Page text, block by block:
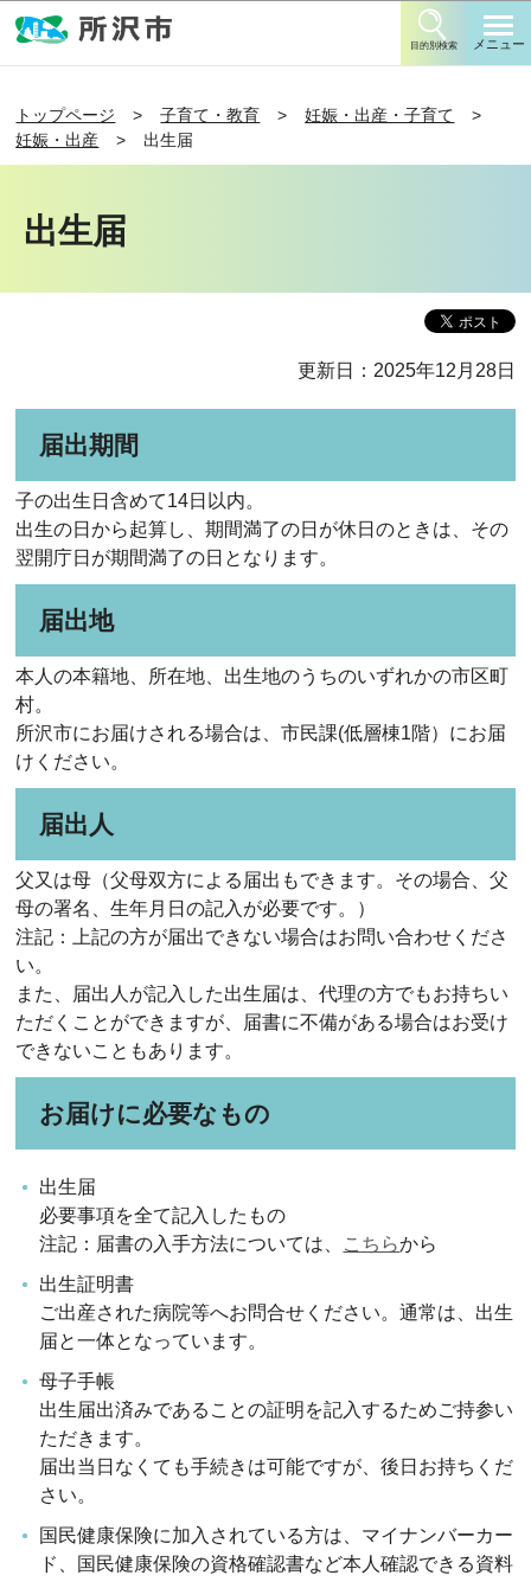
目的別検索 メニュー
トップページ 子育て・教育
妊娠・出産・子育て
妊娠・出産
出生届
出生届
更新日：2025年12月28日
届出期間
子の出生日含めて14日以内。
出生の日から起算し、期間満了の日が休日のときは、その
翌開庁日が期間満了の日となります。
届出地
本人の本籍地、所在地、出生地のうちのいずれかの市区町
村。
所沢市にお届けされる場合は、市民課(低層棟1階）にお届
けください。
届出人
父又は母（父母双方による届出もできます。その場合、父
母の署名、生年月日の記入が必要です。）
注記：上記の方が届出できない場合はお問い合わせくださ
い。
また、届出人が記入した出生届は、代理の方でもお持ちい
ただくことができますが、届書に不備がある場合はお受け
できないこともあります。
お届けに必要なもの
出生届
必要事項を全て記入したもの
注記：届書の入手方法については、 こちらから
出生証明書
ご出産された病院等へお問合せください。通常は、出生
届と一体となっています。
母子手帳
出生届出済みであることの証明を記入するためご持参い
ただきます。
届出当日なくても手続きは可能ですが、後日お持ちくだ
さい。
国民健康保険に加入されている方は、マイナンバーカー
ド、国民健康保険の資格確認書など本人確認できる資料